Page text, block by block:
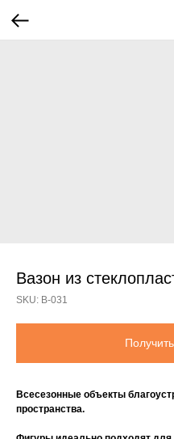
Вазон из
SKU: В-031
Всесезонные объекты
пространства.